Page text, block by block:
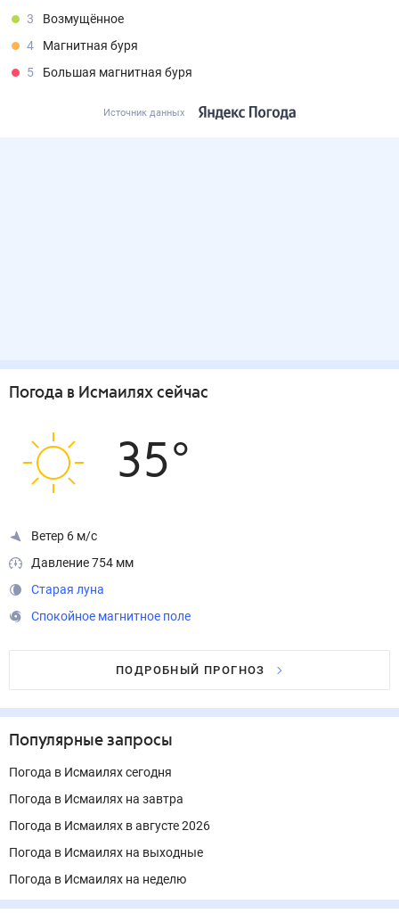
3
Возмущённое
4
Магнитная буря
5
Большая магнитная буря
Источник данных
Погода в Исмаилях сейчас
35°
Ветер 6 м/с
Давление 754 мм
Старая луна
Спокойное магнитное поле
ПОДРОБНЫЙ ПРОГНОЗ
Популярные запросы
Погода в Исмаилях сегодня
Погода в Исмаилях на завтра
Погода в Исмаилях в августе 2026
Погода в Исмаилях на выходные
Погода в Исмаилях на неделю